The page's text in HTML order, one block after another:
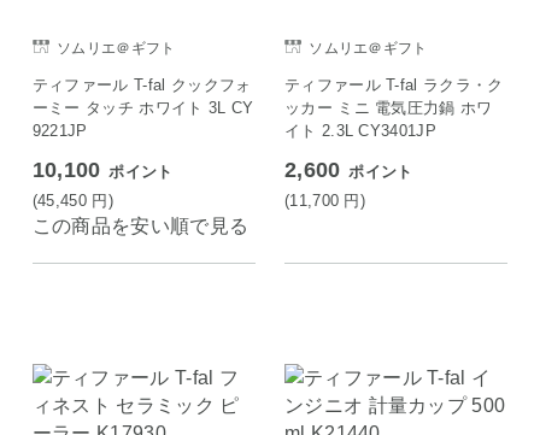
ソムリエ＠ギフト
ティファール T-fal クックフォ
ーミー タッチ ホワイト 3L CY
9221JP
10,100 ポイント
(45,450 円 )
この商品を安い順で見る
ソムリエ＠ギフト
ティファール T-fal ラクラ・ク
ッカー ミニ 電気圧力鍋 ホワ
イト 2.3L CY3401JP
2,600 ポイント
(11,700 円 )